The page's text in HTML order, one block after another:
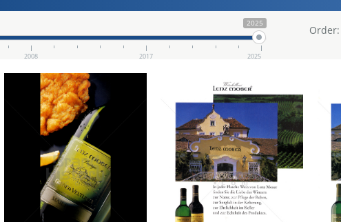
2025
2008 2017 2025
Order:
LENZ MOSER
Weinkellerei Lenz
Moser AG, 3495
Rohrendorf bei Krems
LENZ MOSER
Weinkellerei Lenz
Moser AG, 3495
Rohrendorf bei Krems